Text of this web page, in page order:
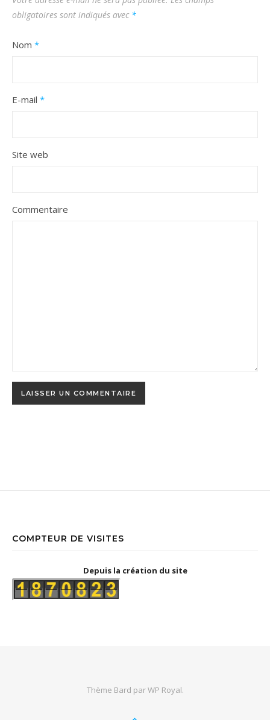
obligatoires sont indiqués avec *
Nom *
E-mail *
Site web
Commentaire
COMPTEUR DE VISITES
Depuis la création du site
Thème Bard parWP Royal.